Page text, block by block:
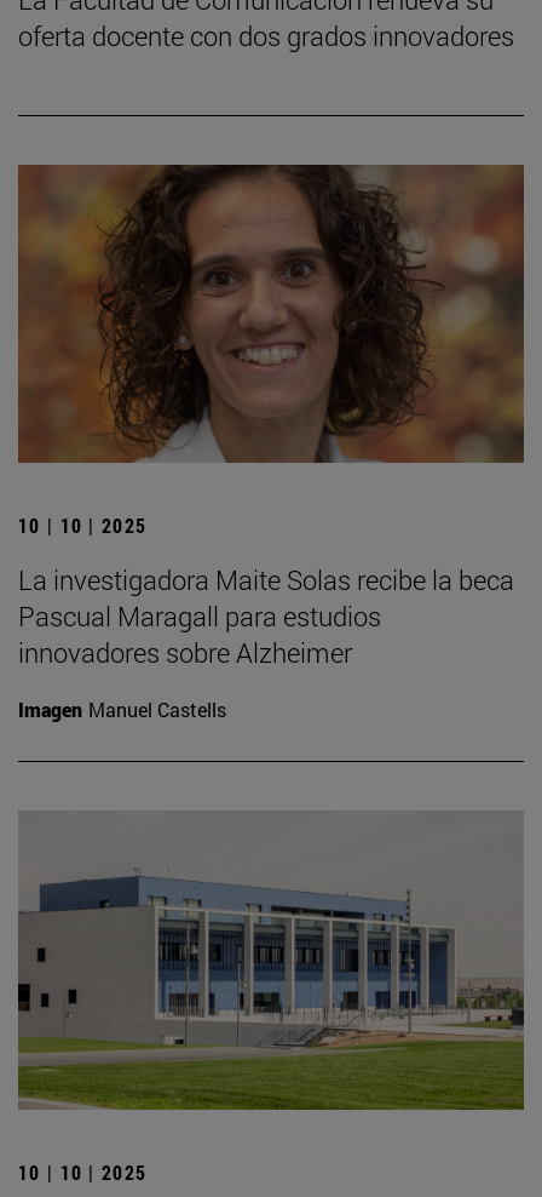
oferta docente con dos grados innovadores
10 | 10 | 2025
La investigadora Maite Solas recibe la beca
Pascual Maragall para estudios
innovadores sobre Alzheimer
Imagen Manuel Castells
10 | 10 | 2025